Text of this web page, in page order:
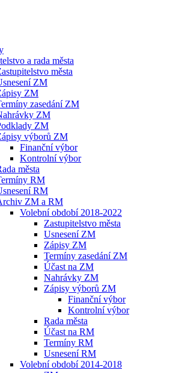
a rada města
města
ZM
ZM
zasedání ZM
ZM
ZM
výborů ZM
Finanční výbor
Kontrolní výbor
města
RM
RM
ZM a RM
Volební období 2018-2022
Zastupitelstvo města
Usnesení ZM
Zápisy ZM
Termíny zasedání ZM
Účast na ZM
Nahrávky ZM
Zápisy výborů ZM
Finanční výbor
Kontrolní výbor
Rada města
Účast na RM
Termíny RM
Usnesení RM
Volební období 2014-2018